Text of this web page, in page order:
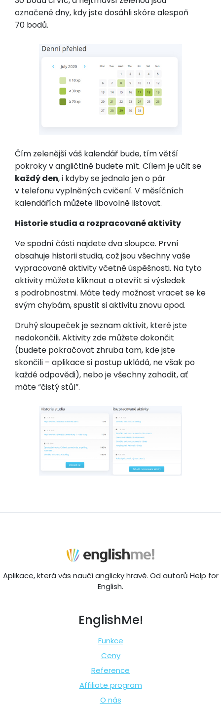
označené dny, kdy jste dosáhli skóre alespoň
70 bodů.
Čím zelenější váš kalendář bude, tím větší
pokroky v angličtině budete mít. Cílem je učit se
každý den, i kdyby se jednalo jen o pár
v telefonu vyplněných cvičení. V měsíčních
kalendářích můžete libovolně listovat.
Historie studia a rozpracované aktivity
Ve spodní části najdete dva sloupce. První
obsahuje historii studia, což jsou všechny vaše
vypracované aktivity včetně úspěšnosti. Na tyto
aktivity můžete kliknout a otevřít si výsledek
s podrobnostmi. Máte tedy možnost vracet se ke
svým chybám, spustit si aktivitu znovu apod.
Druhý sloupeček je seznam aktivit, které jste
nedokončili. Aktivity zde můžete dokončit
(budete pokračovat zhruba tam, kde jste
skončili – aplikace si postup ukládá, ne však po
každé odpovědi), nebo je všechny zahodit, ať
máte “čistý stůl”.
Aplikace, která vás naučí anglicky hravě. Od autorů Help for
English.
EnglishMe!
Funkce
Ceny
Reference
Affiliate program
O nás